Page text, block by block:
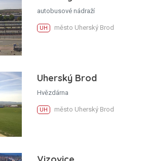
autobusové nádraží
UH město Uherský Brod
Uherský Brod
Hvězdárna
UH město Uherský Brod